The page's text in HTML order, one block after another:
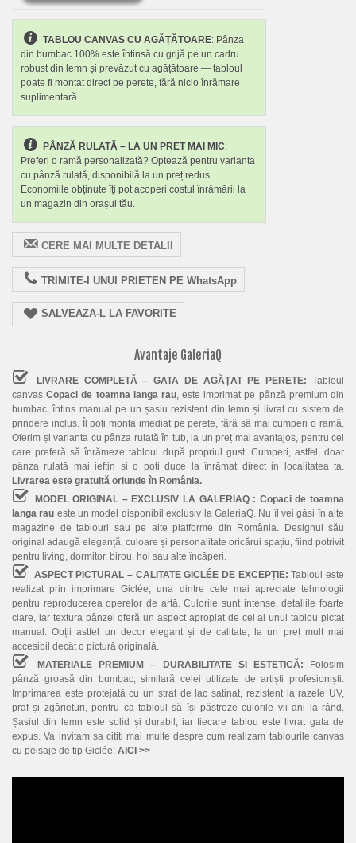
TABLOU CANVAS CU AGĂȚĂTOARE: Pânza
din bumbac 100% este întinsă cu grijă pe un cadru
robust din lemn și prevăzut cu agățătoare — tabloul
poate fi montat direct pe perete, fără nicio înrămare
suplimentară.
PÂNZĂ RULATĂ – LA UN PRET MAI MIC:
Preferi o ramă personalizată? Optează pentru varianta
cu pânză rulată, disponibilă la un preț redus.
Economiile obținute îți pot acoperi costul înrămării la
un magazin din orașul tău.
CERE MAI MULTE DETALII
TRIMITE-I UNUI PRIETEN PE WhatsApp
SALVEAZA-L LA FAVORITE
Avantaje GaleriaQ
LIVRARE COMPLETĂ – GATA DE AGĂȚAT PE PERETE:Tabloul
canvasCopaci de toamna langa rau, este imprimat pe pânză premium din
bumbac, întins manual pe un șasiu rezistent din lemn și livrat cu sistem de
prindere inclus. Îl poți monta imediat pe perete, fără să mai cumperi o ramă.
Oferim și varianta cu pânza rulată în tub, la un preț mai avantajos, pentru cei
care preferă să înrămeze tabloul după propriul gust. Cumperi, astfel, doar
pânza rulată mai ieftin si o poti duce la înrămat direct in localitatea ta.
Livrarea este gratuită oriunde în România.
MODEL ORIGINAL – EXCLUSIV LA GALERIAQ : Copaci de toamna
langa rau este un model disponibil exclusiv la GaleriaQ. Nu îl vei găsi în alte
magazine de tablouri sau pe alte platforme din România. Designul său
original adaugă eleganță, culoare și personalitate oricărui spațiu, fiind potrivit
pentru living, dormitor, birou, hol sau alte încăperi.
ASPECT PICTURAL – CALITATE GICLÉE DE EXCEPȚIE: Tabloul este
realizat prin imprimare Giclée, una dintre cele mai apreciate tehnologii
pentru reproducerea operelor de artă. Culorile sunt intense, detaliile foarte
clare, iar textura pânzei oferă un aspect apropiat de cel al unui tablou pictat
manual. Obții astfel un decor elegant și de calitate, la un preț mult mai
accesibil decât o pictură originală.
MATERIALE PREMIUM – DURABILITATE ȘI ESTETICĂ: Folosim
pânză groasă din bumbac, similară celei utilizate de artiști profesioniști.
Imprimarea este protejată cu un strat de lac satinat, rezistent la razele UV,
praf și zgârieturi, pentru ca tabloul să își păstreze culorile vii ani la rând.
Șasiul din lemn este solid și durabil, iar fiecare tablou este livrat gata de
expus. Va invitam sa cititi mai multe despre cum realizam tablourile canvas
cu peisaje de tip Giclée: AICI >>